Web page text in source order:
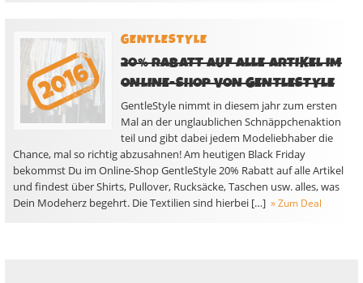
GENTLESTYLE
20% RABATT AUF ALLE ARTIKEL IM
ONLINE-SHOP VON GENTLESTYLE
GentleStyle nimmt in diesem jahr zum ersten
Mal an der unglaublichen Schnäppchenaktion
teil und gibt dabei jedem Modeliebhaber die
Chance, mal so richtig abzusahnen! Am heutigen Black Friday
bekommst Du im Online-Shop GentleStyle 20% Rabatt auf alle Artikel
und findest über Shirts, Pullover, Rucksäcke, Taschen usw. alles, was
Dein Modeherz begehrt. Die Textilien sind hierbei […] » Zum Deal